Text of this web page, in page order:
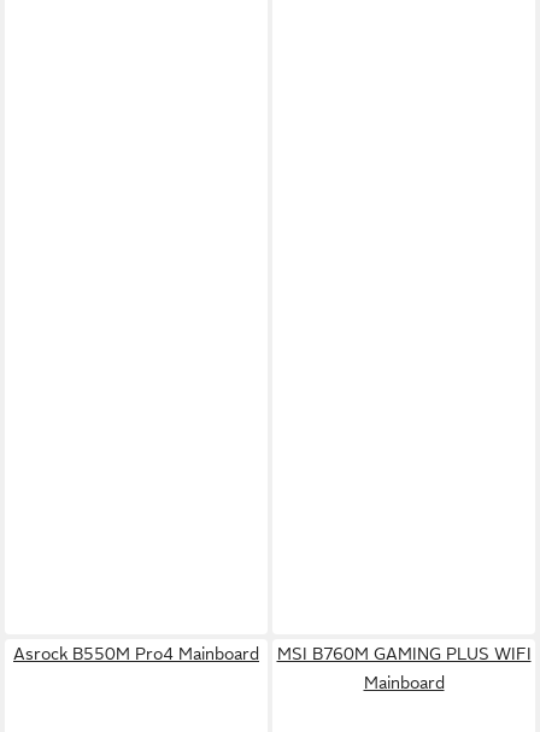
Asrock B550M Pro4 Mainboard
MSI B760M GAMING PLUS WIFI
Mainboard